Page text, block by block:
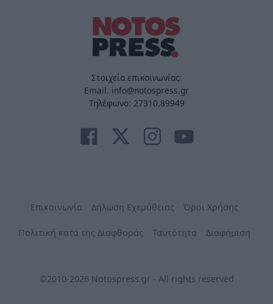
Στοιχεία επικοινωνίας:
Email. info@notospress.gr
Τηλέφωνο: 27310.89949
Επικοινωνία Δήλωση Εχεμύθειας Όροι Χρήσης
Πολιτική κατά της Διαφθοράς Ταυτότητα Διαφήμιση
©2010-2026 Notospress.gr - All rights reserved